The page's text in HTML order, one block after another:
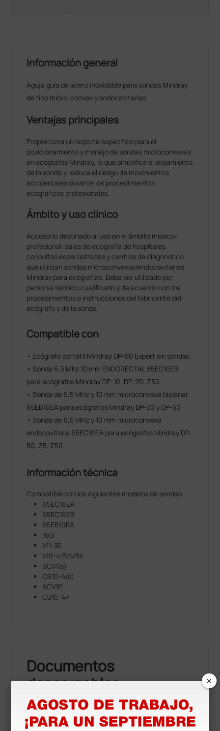
Información general
Aguja guía de acero inoxidable para sondas Mindray
de tipo micro-convex y endocavitarias.
Ventajas principales
Proporciona un soporte específico para el
posicionamiento y manejo de sondas microconvexas
en ecógrafos Mindray, lo que simplifica el alojamiento
de la sonda y reduce el riesgo de movimientos
accidentales durante los procedimientos
ecográficos profesionales.
Ámbito y uso clínico
Accesorio destinado al uso en el ámbito médico-
profesional: salas de ecografía de hospitales,
consultas especializadas y centros de diagnóstico
que utilizan sondas microconvexas/endocavitarias
Mindray para ecografías. Debe ser utilizado por
personal técnico cualificado y de acuerdo con los
procedimientos e instrucciones del fabricante del
ecógrafo y de la sonda.
Compatible con
• Ecógrafo portátil Mindray DP-50 Expert sin sondas
• Sonda 6,5 Mhz 10 mm ENDORECTAL 65EC10EB
para ecógrafos Mindray DP-10, DP-20, Z50
• Sonda de 6,5 MHz y 10 mm microconvexa biplanar
65EB10EA para ecógrafos Mindray DP-30 y DP-50
• Sonda de 6,5 MHz y 10 mm microconvexa
endocavitaria 65EC10EA para ecógrafos Mindray DP-
50, Z5, Z50
Información técnica
Compatible con los siguientes modelos de sondas:
65EC10EA
65EC10EB
65EB10EA
16G
V11-3E
V10-4/B/s/Bs
6CV1(s)
CB10-4(s)
6CV1P
CB10-4P
Documentos
descargables
Certificado CE
Declaración de conformidad
×